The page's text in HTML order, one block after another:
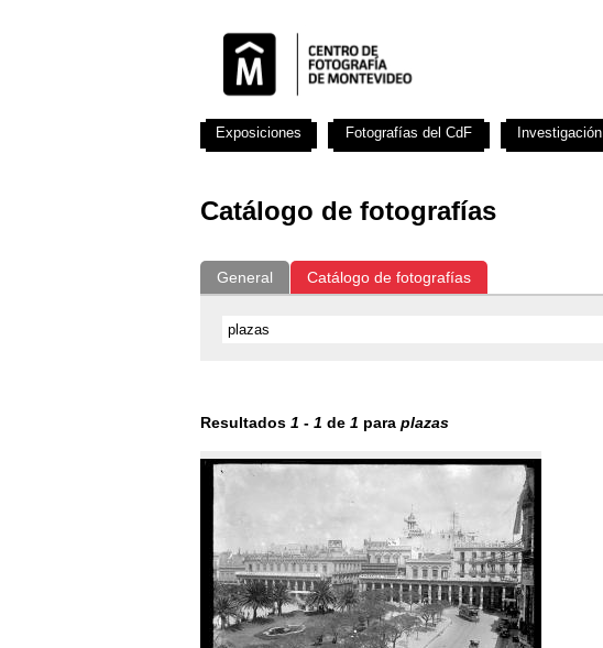
Catálogo de fotografías
General Catálogo de fotografías
Resultados 1 - 1 de 1 para plazas
Exposiciones Fotografías del CdF Investigación